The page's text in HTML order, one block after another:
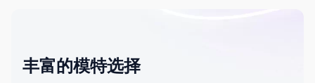
丰富的模特选择